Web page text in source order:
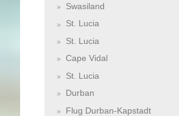
Swasiland
St. Lucia
St. Lucia
Cape Vidal
St. Lucia
Durban
Flug Durban-Kapstadt